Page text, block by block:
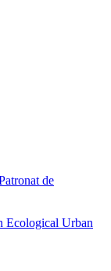
de
Ecological Urban